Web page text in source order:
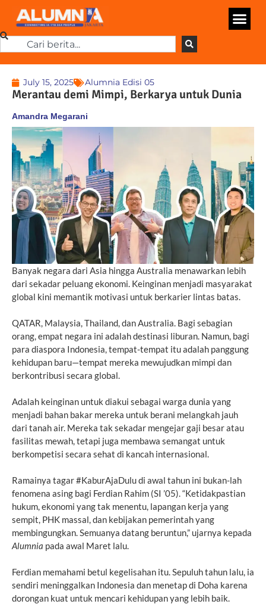
July 15, 2025 Alumnia Edisi 05
Merantau demi Mimpi, Berkarya untuk Dunia
Amandra Megarani
Banyak negara dari Asia hingga Australia menawarkan lebih
dari sekadar peluang ekonomi. Keinginan menjadi masyarakat
global kini memantik motivasi untuk berkarier lintas batas.
QATAR, Malaysia, Thailand, dan Australia. Bagi sebagian
orang, empat negara ini adalah destinasi liburan. Namun, bagi
para diaspora Indonesia, tempat-tempat itu adalah panggung
kehidupan baru—tempat mereka mewujudkan mimpi dan
berkontribusi secara global.
Adalah keinginan untuk diakui sebagai warga dunia yang
menjadi bahan bakar mereka untuk berani melangkah jauh
dari tanah air. Mereka tak sekadar mengejar gaji besar atau
fasilitas mewah, tetapi juga membawa semangat untuk
berkompetisi secara sehat di kancah internasional.
Ramainya tagar #KaburAjaDulu di awal tahun ini bukan-lah
fenomena asing bagi Ferdian Rahim (SI ’05). “Ketidakpastian
hukum, ekonomi yang tak menentu, lapangan kerja yang
sempit, PHK massal, dan kebijakan pemerintah yang
membingungkan. Semuanya datang beruntun,” ujarnya kepada
Alumnia pada awal Maret lalu.
Ferdian memahami betul kegelisahan itu. Sepuluh tahun lalu, ia
sendiri meninggalkan Indonesia dan menetap di Doha karena
dorongan kuat untuk mencari kehidupan yang lebih baik.